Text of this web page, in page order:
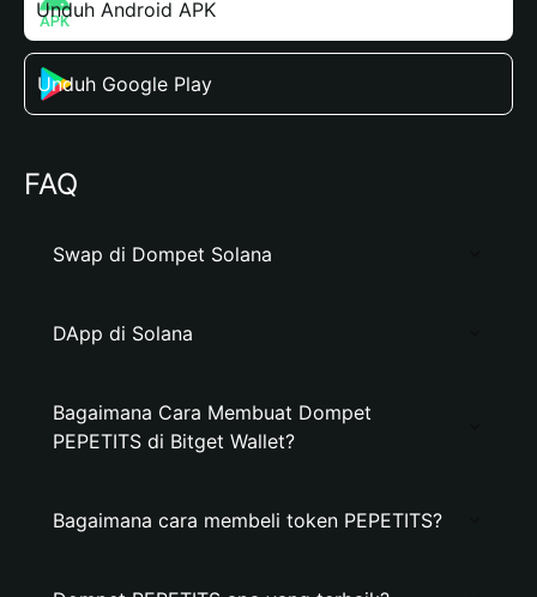
Unduh Android APK
Unduh Google Play
FAQ
Swap di Dompet Solana
DApp di Solana
Bagaimana Cara Membuat Dompet
PEPETITS di Bitget Wallet?
Bagaimana cara membeli token PEPETITS?